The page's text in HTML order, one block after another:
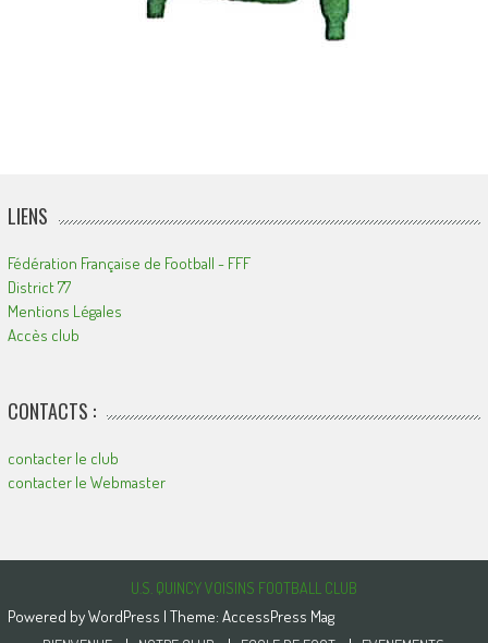
LIENS
Fédération Française de Football - FFF
District 77
Mentions Légales
Accès club
CONTACTS :
contacter le club
contacter le Webmaster
U.S. QUINCY VOISINS FOOTBALL CLUB
Powered byWordPress | Theme: AccessPress Mag